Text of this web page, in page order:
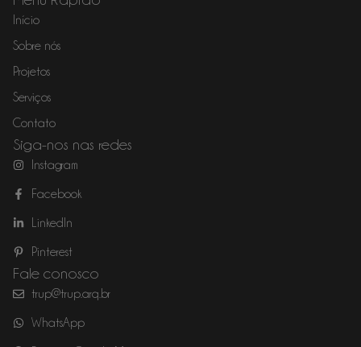
Início
Sobre nós
Projetos
Serviços
Contato
Siga-nos nas redes
Instagram
Facebook
LinkedIn
Pinterest
Fale conosco
trup@trup.arq.br
WhatsApp